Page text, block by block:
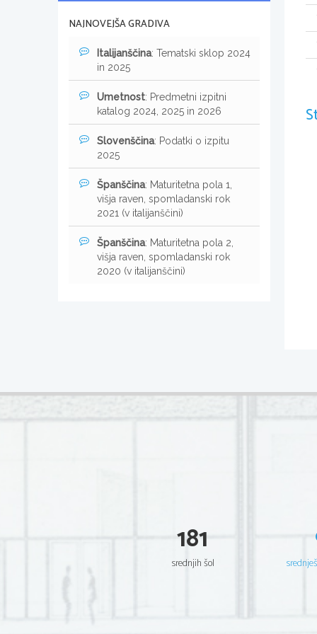
NAJNOVEJŠA GRADIVA
Italijanščina: Tematski sklop 2024
in 2025
Umetnost: Predmetni izpitni
katalog 2024, 2025 in 2026
Slovenščina: Podatki o izpitu
2025
Španščina: Maturitetna pola 1,
višja raven, spomladanski rok
2021 (v italijanščini)
Španščina: Maturitetna pola 2,
višja raven, spomladanski rok
2020 (v italijanščini)
181
srednjih šol